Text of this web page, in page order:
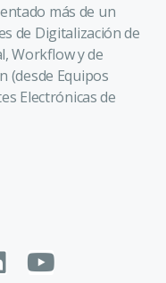
más de un
de Digitalización de
Workflow y de
(desde Equipos
Electrónicas de